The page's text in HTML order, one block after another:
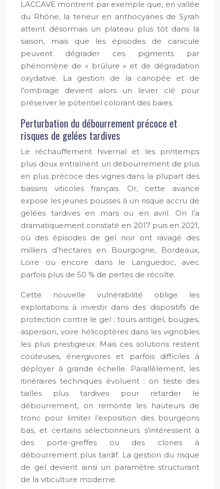
LACCAVE montrent par exemple que, en vallée
du Rhône, la teneur en anthocyanes de Syrah
atteint désormais un plateau plus tôt dans la
saison, mais que les épisodes de canicule
peuvent dégrader ces pigments par
phénomène de « brûlure » et de dégradation
oxydative. La gestion de la canopée et de
l’ombrage devient alors un levier clé pour
préserver le potentiel colorant des baies.
Perturbation du débourrement précoce et
risques de gelées tardives
Le réchauffement hivernal et les printemps
plus doux entraînent un débourrement de plus
en plus précoce des vignes dans la plupart des
bassins viticoles français. Or, cette avance
expose les jeunes pousses à un risque accru de
gelées tardives en mars ou en avril. On l’a
dramatiquement constaté en 2017 puis en 2021,
où des épisodes de gel noir ont ravagé des
milliers d’hectares en Bourgogne, Bordeaux,
Loire ou encore dans le Languedoc, avec
parfois plus de 50 % de pertes de récolte.
Cette nouvelle vulnérabilité oblige les
exploitations à investir dans des dispositifs de
protection contre le gel : tours antigel, bougies,
aspersion, voire hélicoptères dans les vignobles
les plus prestigieux. Mais ces solutions restent
coûteuses, énergivores et parfois difficiles à
déployer à grande échelle. Parallèlement, les
itinéraires techniques évoluent : on teste des
tailles plus tardives pour retarder le
débourrement, on remonte les hauteurs de
tronc pour limiter l’exposition des bourgeons
bas, et certains sélectionneurs s’intéressent à
des porte-greffes ou des clones à
débourrement plus tardif. La gestion du risque
de gel devient ainsi un paramètre structurant
de la viticulture moderne.